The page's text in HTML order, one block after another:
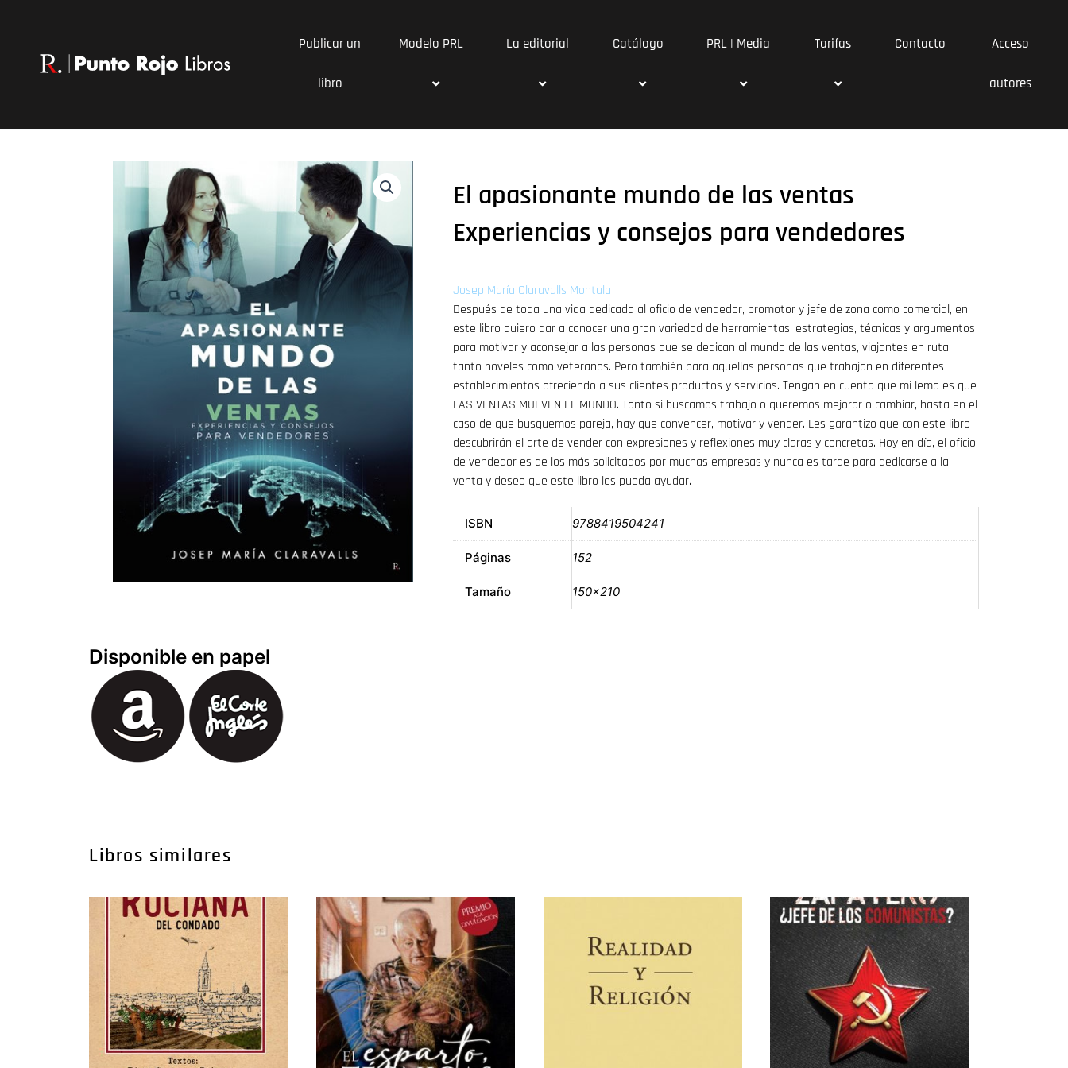
Publicar un
libro
Modelo PRL La editorial Catálogo PRL | Media Tarifas Contacto Acceso
autores
El apasionante mundo de las ventas
Experiencias y consejos para vendedores
Josep María Claravalls Montala
Después de toda una vida dedicada al oficio de vendedor, promotor y jefe de zona como comercial, en
este libro quiero dar a conocer una gran variedad de herramientas, estrategias, técnicas y argumentos
para motivar y aconsejar a las personas que se dedican al mundo de las ventas, viajantes en ruta,
tanto noveles como veteranos. Pero también para aquellas personas que trabajan en diferentes
establecimientos ofreciendo a sus clientes productos y servicios. Tengan en cuenta que mi lema es que
LAS VENTAS MUEVEN EL MUNDO. Tanto si buscamos trabajo o queremos mejorar o cambiar, hasta en el
caso de que busquemos pareja, hay que convencer, motivar y vender. Les garantizo que con este libro
descubrirán el arte de vender con expresiones y reflexiones muy claras y concretas. Hoy en día, el oficio
de vendedor es de los más solicitados por muchas empresas y nunca es tarde para dedicarse a la
venta y deseo que este libro les pueda ayudar.
ISBN 9788419504241
Páginas 152
Tamaño 150×210
Disponible en papel
Libros similares